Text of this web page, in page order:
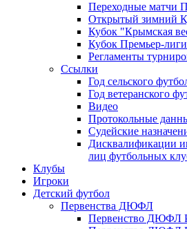
Переходные матчи
Открытый зимний
Кубок "Крымская
Кубок Премьер-
Регламенты
Ссылки
Год сельского
Год ветеранского
Видео
Протокольные
Судейские
Дисквалификации
лиц футбольных
Клубы
Игроки
Детский футбол
Первенства ДЮФЛ
Первенство ДЮФЛ